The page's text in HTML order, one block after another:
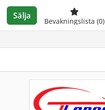
Sälja
Bevakningslista (0)